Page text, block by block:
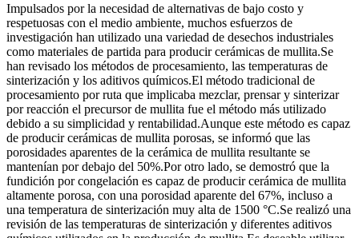
Impulsados ​​por la necesidad de alternativas de bajo costo y
respetuosas con el medio ambiente, muchos esfuerzos de
investigación han utilizado una variedad de desechos industriales
como materiales de partida para producir cerámicas de mullita.Se
han revisado los métodos de procesamiento, las temperaturas de
sinterización y los aditivos químicos.El método tradicional de
procesamiento por ruta que implicaba mezclar, prensar y sinterizar
por reacción el precursor de mullita fue el método más utilizado
debido a su simplicidad y rentabilidad.Aunque este método es capaz
de producir cerámicas de mullita porosas, se informó que las
porosidades aparentes de la cerámica de mullita resultante se
mantenían por debajo del 50%.Por otro lado, se demostró que la
fundición por congelación es capaz de producir cerámica de mullita
altamente porosa, con una porosidad aparente del 67%, incluso a
una temperatura de sinterización muy alta de 1500 °C.Se realizó una
revisión de las temperaturas de sinterización y diferentes aditivos